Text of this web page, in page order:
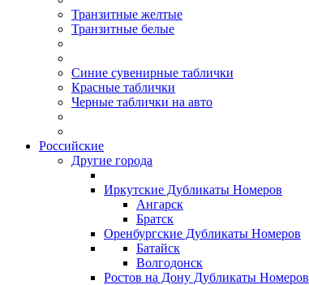
Транзитные желтые
Транзитные белые
Синие сувенирные таблички
Красные таблички
Черные таблички на авто
Российские
Другие города
Иркутские Дубликаты Номеров
Ангарск
Братск
Оренбургские Дубликаты Номеров
Батайск
Волгодонск
Ростов на Дону Дубликаты Номеров